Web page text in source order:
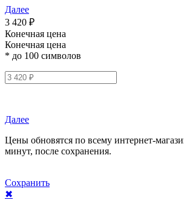
Далее
3 420 ₽
Конечная цена
Конечная цена
* до 100 символов
Далее
Цены обновятся по всему интернет-
минут, после сохранения.
Сохранить
✖